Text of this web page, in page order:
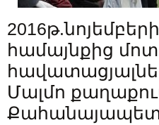
համայնքից մոտ
Մալմո